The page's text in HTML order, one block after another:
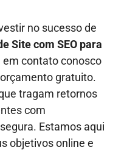
no sucesso de
Site com SEO para
em contato conosco
gratuito.
tragam retornos
com
Estamos aqui
objetivos online e